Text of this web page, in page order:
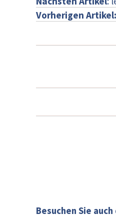
Vorherigen
Besuchen Sie